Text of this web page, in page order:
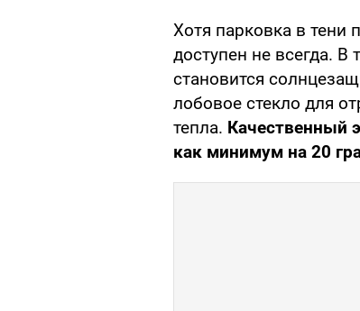
Хотя парковка в тени
доступен не всегда.
становится
лобовое стекло для
тепла. Качественный
как минимум на 20